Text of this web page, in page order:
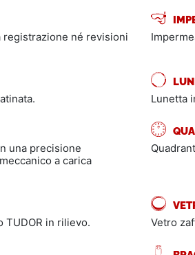
registrazione né revisioni
Lunetta
una precisione
a carica
TUDOR in rilievo. Vetro